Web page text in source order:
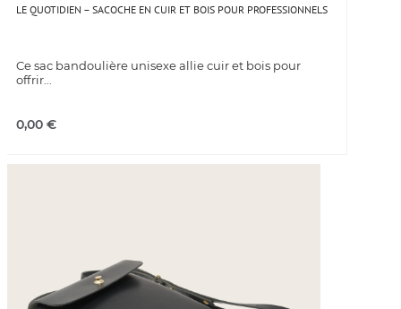
LE QUOTIDIEN – SACOCHE EN CUIR ET BOIS POUR PROFESSIONNELS
Ce sac bandoulière unisexe allie cuir et bois pour
offrir...
0,00 €